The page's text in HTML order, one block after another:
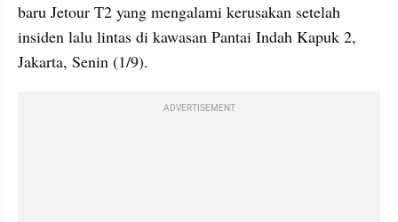
baru Jetour T2 yang mengalami kerusakan setelah
insiden lalu lintas di kawasan Pantai Indah Kapuk 2,
Jakarta, Senin (1/9).
ADVERTISEMENT